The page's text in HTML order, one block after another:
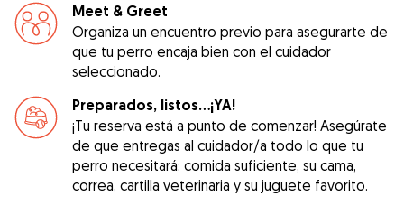
Meet & Greet
Organiza un encuentro previo para asegurarte de
que tu perro encaja bien con el cuidador
seleccionado.
Preparados, listos...¡YA!
¡Tu reserva está a punto de comenzar! Asegúrate
de que entregas al cuidador/a todo lo que tu
perro necesitará: comida suficiente, su cama,
correa, cartilla veterinaria y su juguete favorito.